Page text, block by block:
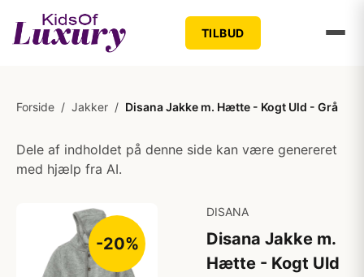
TILBUD
Forside / Jakker / Disana Jakke m. Hætte - Kogt Uld - Grå
Dele af indholdet på denne side kan være genereret
med hjælp fra AI.
-20%
DISANA
Disana Jakke m.
Hætte - Kogt Uld